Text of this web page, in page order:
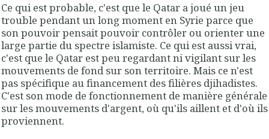
Ce qui est probable, c'est que le Qatar a joué un jeu
trouble pendant un long moment en Syrie parce que
son pouvoir pensait pouvoir contrôler ou orienter une
large partie du spectre islamiste. Ce qui est aussi vrai,
c'est que le Qatar est peu regardant ni vigilant sur les
mouvements de fond sur son territoire. Mais ce n'est
pas spécifique au financement des filières djihadistes.
C'est son mode de fonctionnement de manière générale
sur les mouvements d'argent, où qu'ils aillent et d'où ils
proviennent.